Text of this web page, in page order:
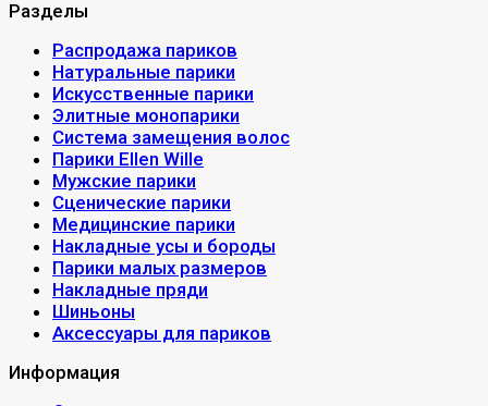
Разделы
Распродажа париков
Натуральные парики
Искусственные парики
Элитные монопарики
Система замещения волос
Парики Ellen Wille
Мужские парики
Сценические парики
Медицинские парики
Накладные усы и бороды
Парики малых размеров
Накладные пряди
Шиньоны
Аксессуары для париков
Информация